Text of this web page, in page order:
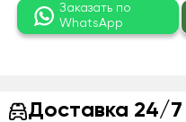
Заказать по
WhatsApp
Доставка 24/7